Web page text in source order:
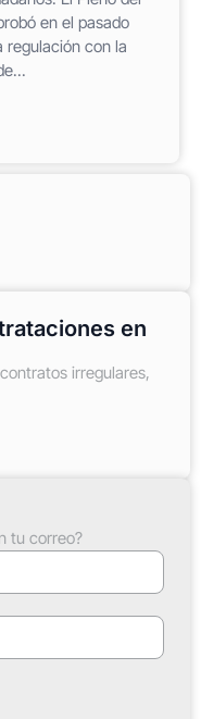
en el pasado
regulación con la
en
irregulares,
tu correo?